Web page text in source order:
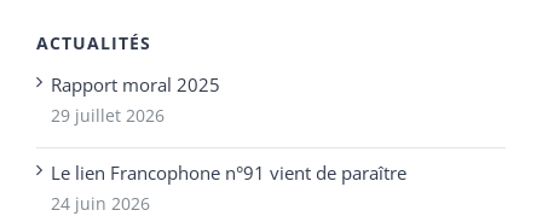
ACTUALITÉS
Rapport moral 2025
29 juillet 2026
Le lien Francophone n°91 vient de paraître
24 juin 2026